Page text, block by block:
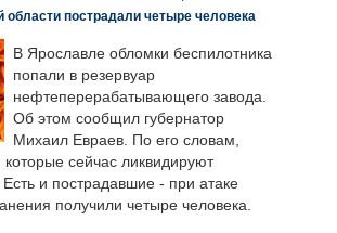
области пострадали четыре человека
В Ярославле обломки беспилотника
попали в резервуар
нефтеперерабатывающего завода.
Об этом сообщил губернатор
Михаил Евраев. По его словам,
которые сейчас ликвидируют
и пострадавшие - при атаке
получили четыре человека.